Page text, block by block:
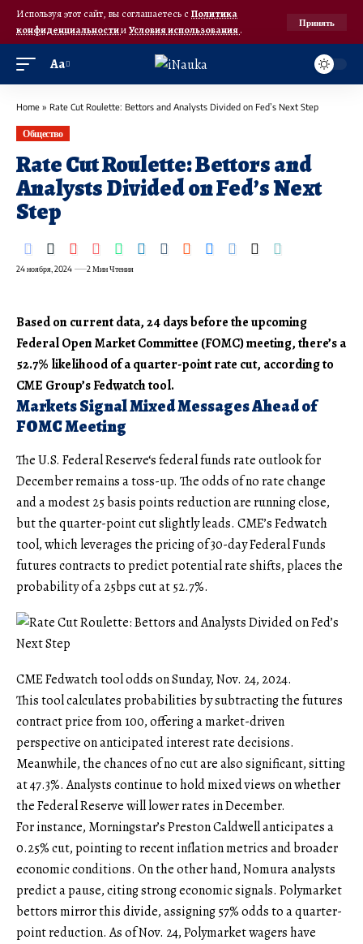
Используя этот сайт, вы соглашаетесь с Политика
конфиденциальностииУсловия использования.
Принять
Аа
Home » Rate Cut Roulette: Bettors and Analysts Divided on Fed’s Next Step
Общество
Rate Cut Roulette: Bettors and
Analysts Divided on Fed’s Next
Step
24 ноября, 2024 2 Мин Чтения
Based on current data, 24 days before the upcoming
Federal Open Market Committee (FOMC) meeting, there’s a
52.7% likelihood of a quarter-point rate cut, according to
CME Group’s Fedwatch tool.
Markets Signal Mixed Messages Ahead of
FOMC Meeting
The U.S. Federal Reserve‘s federal funds rate outlook for
December remains a toss-up. The odds of no rate change
and a modest 25 basis points reduction are running close,
but the quarter-point cut slightly leads. CME’s Fedwatch
tool, which leverages the pricing of 30-day Federal Funds
futures contracts to predict potential rate shifts, places the
probability of a 25bps cut at 52.7%.
CME Fedwatch tool odds on Sunday, Nov. 24, 2024.
This tool calculates probabilities by subtracting the futures
contract price from 100, offering a market-driven
perspective on anticipated interest rate decisions.
Meanwhile, the chances of no cut are also significant, sitting
at 47.3%. Analysts continue to hold mixed views on whether
the Federal Reserve will lower rates in December.
For instance, Morningstar’s Preston Caldwell anticipates a
0.25% cut, pointing to recent inflation metrics and broader
economic conditions. On the other hand, Nomura analysts
predict a pause, citing strong economic signals. Polymarket
bettors mirror this divide, assigning 57% odds to a quarter-
point reduction. As of Nov. 24, Polymarket wagers have